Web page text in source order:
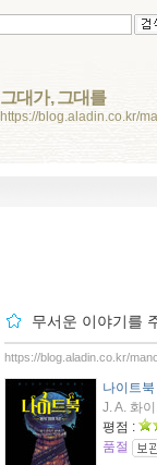
그대가, 그대를
https://blog.aladin.co.kr/
무서운 이야기를
https://blog.aladin.co.kr/
나이트
J. A. 화
평점 :
품절